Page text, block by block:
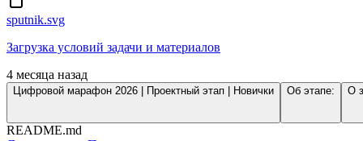
sputnik.svg
Загрузка условий задачи и материалов
4 месяца назад
Цифровой марафон 2026 | Проектный этап | Новички Об этапе: О
README.md